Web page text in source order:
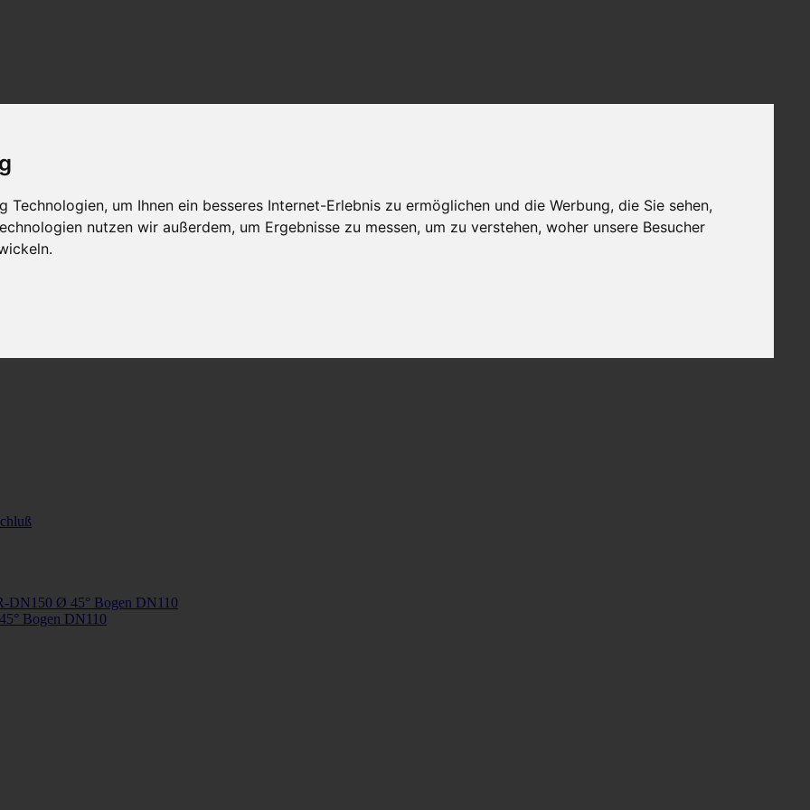
um Ihnen ein besseres Internet-Erlebnis zu ermöglichen und die Werbung, die Sie sehen,
nutzen wir außerdem, um Ergebnisse zu messen, um zu verstehen, woher unsere Besucher
Bogen DN110